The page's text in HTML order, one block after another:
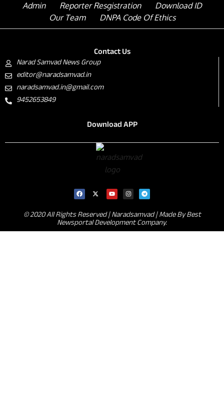
Admin Reporter Resgistration
Download ID
Our Team
DNPA Code Of Ethics
Contact Us
Narad Samvad News Group
editor@naradsamvad.in
naradsamvad.in@gmail.com
9452653849
Download APP
© 2020 All Rights Reserved | Naradsamvad |Made By Best
Newsportal Development Company.